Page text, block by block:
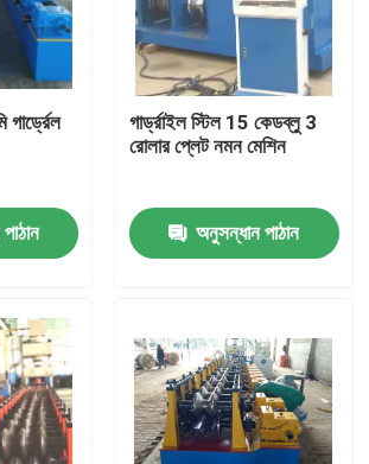
গার্ড্রাইল স্টিল 15 কেডব্লু 3
রোলার প্লেট নমন মেশিন
অনুসন্ধান পাঠান